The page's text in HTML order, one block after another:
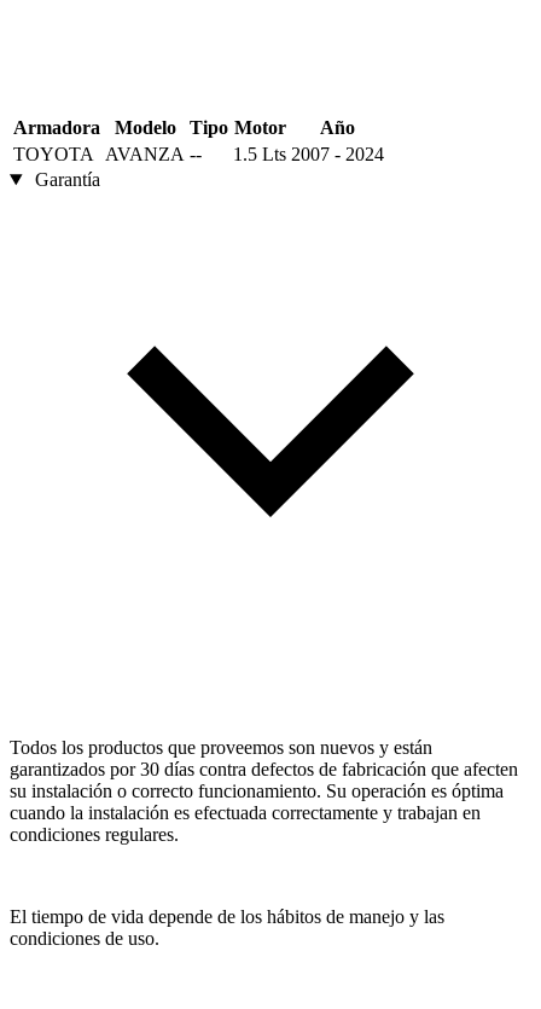
Armadora Modelo Tipo Motor
Año
TOYOTA
AVANZA -- 1.5 Lts 2007 - 2024
Garantía
Todos los productos que proveemos son nuevos y están
garantizados por 30 días contra defectos de fabricación que afecten
su instalación o correcto funcionamiento. Su operación es óptima
cuando la instalación es efectuada correctamente y trabajan en
condiciones regulares.
El tiempo de vida depende de los hábitos de manejo y las
condiciones de uso.